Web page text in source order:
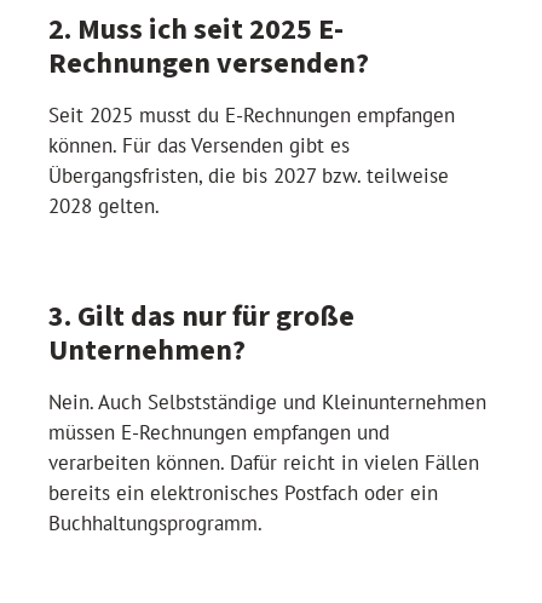
2. Muss ich seit 2025 E-
Rechnungen versenden?
Seit 2025 musst du E-Rechnungen empfangen
können. Für das Versenden gibt es
Übergangsfristen, die bis 2027 bzw. teilweise
2028 gelten.
3. Gilt das nur für große
Unternehmen?
Nein. Auch Selbstständige und Kleinunternehmen
müssen E-Rechnungen empfangen und
verarbeiten können. Dafür reicht in vielen Fällen
bereits ein elektronisches Postfach oder ein
Buchhaltungsprogramm.